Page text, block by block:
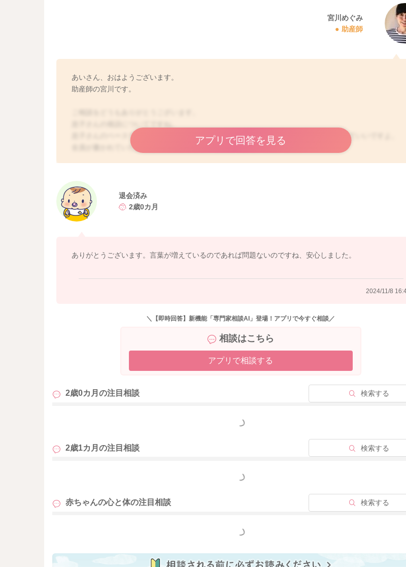
宮川めぐみ
助産師
あいさん、おはようございます。
助産師の宮川です。
息子さんのペースで発語の数が増えているようでしたら、このまま様子をみていただいていいですよ。
全員が書かれていたような語数を話せるというわけではないと思います。
まずは理解をしてから発語の順になります。
一緒にお外で身体を動かして遊ぶことを増やしていただいたりするのもいいですよ。
そうしていただくことで、言葉が増えていくこともあります。
アプリで回答を見る
退会済み
2歳0カ月
ありがとうございます。言葉が増えているのであれば問題ないのですね、安心しました。
2024/11/8
＼【即時回答】新機能「専門家相談AI」登場！アプリで今すぐ相談／
相談はこちら
アプリで相談する
2歳0カ月の注目相談 検索する
もっと見る
2歳1カ月の注目相談 検索する
もっと見る
赤ちゃんの心と体の注目相談 検索する
もっと見る